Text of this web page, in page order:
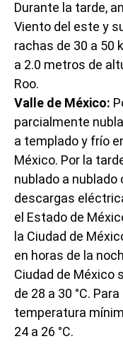
Durante la tarde,
Viento del este y
rachas de 30 a 50
a 2.0 metros de
Roo.
Valle de México:
parcialmente
a templado y frío
México. Por la
nublado a
descargas
el Estado de
la Ciudad de
en horas de la
Ciudad de México
de 28 a 30 °C.
temperatura
24 a 26 °C.